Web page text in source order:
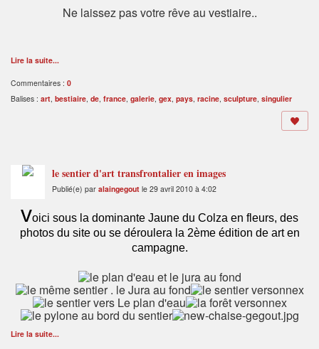
Ne laissez pas votre rêve au vestiaire..
Lire la suite...
Commentaires : 0
Balises : art, bestiaire, de, france, galerie, gex, pays, racine, sculpture, singulier
le sentier d'art transfrontalier en images
Publié(e) par alaingegout le 29 avril 2010 à 4:02
voici sous la dominante Jaune du Colza en fleurs, des
photos du site ou se déroulera la 2ème édition de art en
campagne.
Lire la suite...